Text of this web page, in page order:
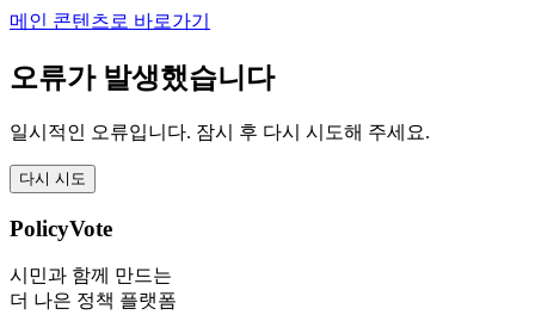
메인 콘텐츠로 바로가기
오류가 발생했습니다
일시적인 오류입니다. 잠시 후 다시 시도해 주세요.
다시 시도
PolicyVote
시민과 함께 만드는
더 나은 정책 플랫폼